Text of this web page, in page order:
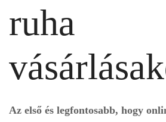
ruha
Az első és legfontosabb, hogy